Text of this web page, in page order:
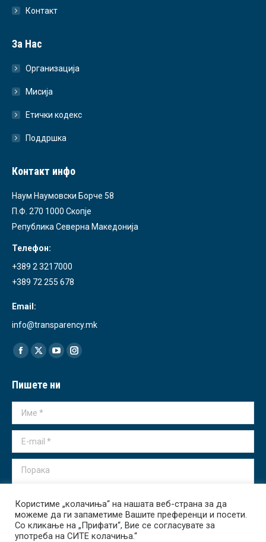
Контакт
За Нас
Организација
Мисија
Етички кодекс
Поддршка
Контакт инфо
Наум Наумовски Борче 58
П.Ф. 270 1000 Скопје
Република Северна Македонија
Телефон:
+389 2 3217000
+389 72 255 678
Email:
info@transparency.mk
Find us on:
Facebook
opens
in
new
X
opens
in
YouTube
opens
in
Instagram
in
Пишете ни
Име *
E-mail *
Порака
Испрати
Користиме „колачиња“ на нашата веб-страна за да
можеме да ги запаметиме Вашите преференци и посети.
Со кликање на „Прифати“, Вие се согласувате за
употреба на СИТЕ колачиња.“